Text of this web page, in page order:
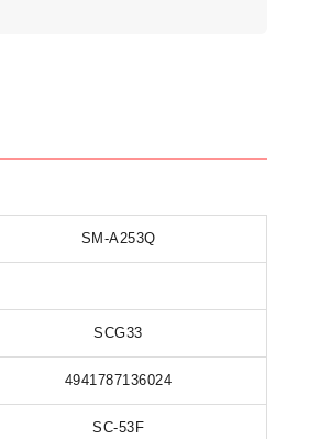
SM-A253Q
SCG33
4941787136024
SC-53F